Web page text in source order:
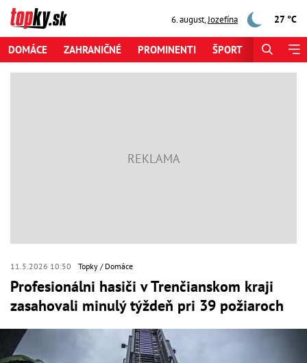
6. august,Jozefína 27 °C
DOMÁCE ZAHRANIČNÉ PROMINENTI ŠPORT
11.5.2026 10:50 Topky Domáce
Profesionálni hasiči v Trenčianskom kraji
zasahovali minulý týždeň pri 39 požiaroch